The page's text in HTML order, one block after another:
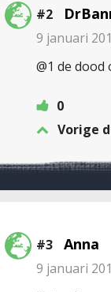
#2
9 januari
@1 de
0
Vorige
#3 Anna
9 januari